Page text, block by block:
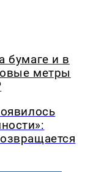
бумаге и в
метры